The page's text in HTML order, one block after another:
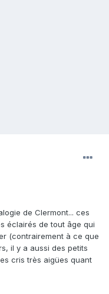
de Clermont... ces
éclairés de tout âge qui
(contrairement à ce que
il y a aussi des petits
cris très aigües quant